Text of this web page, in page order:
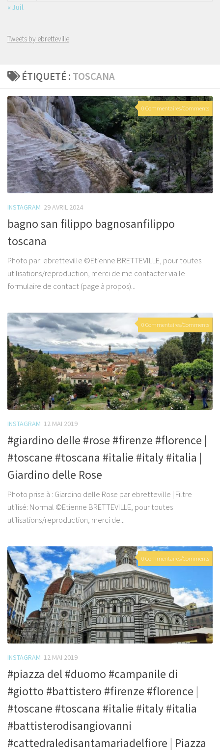
ÉTIQUETÉ : TOSCANA
0 Commentaires/Comments
INSTAGRAM 29 AVRIL 2024
bagno san filippo bagnosanfilippo
toscana
Photo par: ebretteville ©Etienne BRETTEVILLE, pour toutes
utilisations/reproduction, merci de me contacter via le
formulaire de contact (page à propos)...
0 Commentaires/Comments
INSTAGRAM 12 MAI 2019
#giardino delle #rose #firenze #florence |
#toscane #toscana #italie #italy #italia |
Giardino delle Rose
Photo prise à : Giardino delle Rose par ebretteville | Filtre
utilisé: Normal ©Etienne BRETTEVILLE, pour toutes
utilisations/reproduction, merci de...
0 Commentaires/Comments
INSTAGRAM 12 MAI 2019
#piazza del #duomo #campanile di
#giotto #battistero #firenze #florence |
#toscane #toscana #italie #italy #italia
#battisterodisangiovanni
#cattedraledisantamariadelfiore | Piazza
« Juil
Tweets by ebretteville